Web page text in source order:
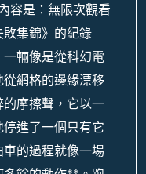
容是：無限次觀看
集錦》的紀錄
輛像是從科幻電
網格的邊緣漂移
摩擦聲，它以一
進了一個只有它
的過程就像一場